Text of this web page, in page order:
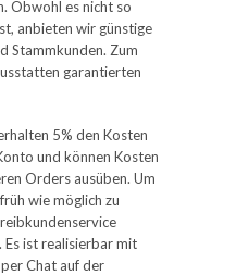
Obwohl es nicht so
anbieten wir günstige
Stammkunden. Zum
garantierten
5% den Kosten
und können Kosten
Orders ausüben. Um
wie möglich zu
ist realisierbar mit
Chat auf der